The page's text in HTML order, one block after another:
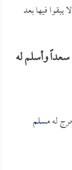
فيها بعد
وأسلم له
لهمسلم